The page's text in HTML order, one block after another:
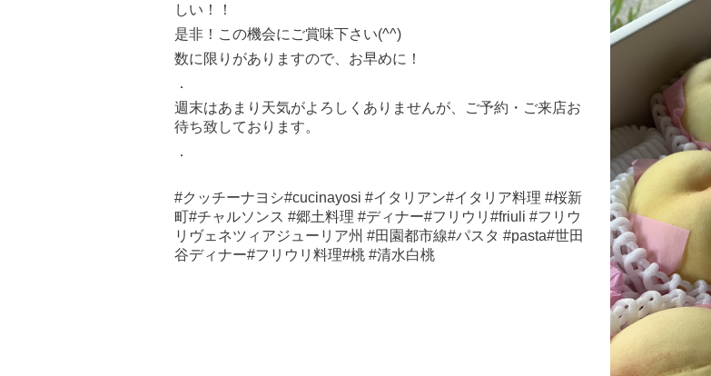
しい！！
是非！この機会にご賞味下さい(^^)
数に限りがありますので、お早めに！
．
週末はあまり天気がよろしくありませんが、ご予約・ご来店お
待ち致しております。
．
#クッチーナヨシ#cucinayosi #イタリアン#イタリア料理 #桜新
町#チャルソンス #郷土料理 #ディナー#フリウリ#friuli #フリウ
リヴェネツィアジューリア州 #田園都市線#パスタ #pasta#世田
谷ディナー#フリウリ料理#桃 #清水白桃